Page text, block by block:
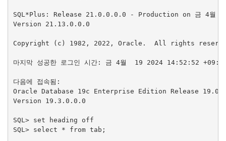
SQL*Plus: Release 21.0.0.0.0 - Production on 금 4월
Version 21.13.0.0.0
Copyright (c) 1982, 2022, Oracle.  All rights
마지막 성공한 로그인 시간: 금 4월  19 2024 14:52:52
다음에 접속됨:
Oracle Database 19c Enterprise Edition Release
Version 19.3.0.0.0
SQL> set heading off
SQL> select * from tab;